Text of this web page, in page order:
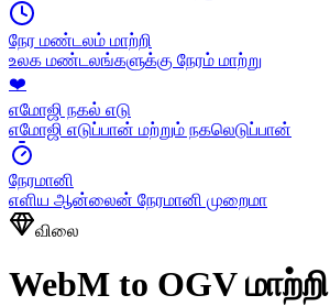
நேர மண்டலம் மாற்றி
உலக மண்டலங்களுக்கு நேரம் மாற்று
❤️
எமோஜி நகல் எடு
எமோஜி எடுப்பான் மற்றும் நகலெடுப்பான்
நேரமானி
எளிய ஆன்லைன் நேரமானி முறைமா
விலை
WebM to OGV மாற்றி